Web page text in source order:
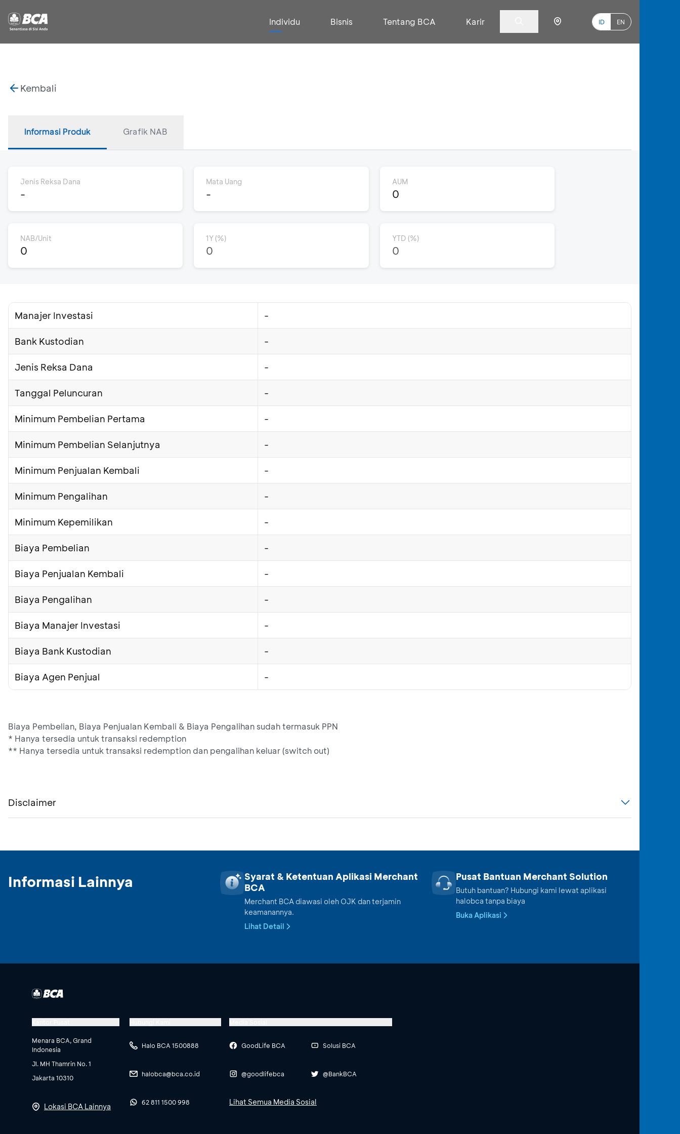
Individu Bisnis Tentang BCA Karir ID EN
Kembali
Informasi Produk Grafik NAB
Jenis Reksa Dana
-
Mata Uang
-
AUM
0
NAB/Unit
0
1Y (%)
0
YTD (%)
0
Manajer Investasi -
Bank Kustodian -
Jenis Reksa Dana -
Tanggal Peluncuran -
Minimum Pembelian Pertama -
Minimum Pembelian Selanjutnya -
Minimum Penjualan Kembali -
Minimum Pengalihan -
Minimum Kepemilikan -
Biaya Pembelian -
Biaya Penjualan Kembali -
Biaya Pengalihan -
Biaya Manajer Investasi -
Biaya Bank Kustodian -
Biaya Agen Penjual -
Biaya Pembelian, Biaya Penjualan Kembali & Biaya Pengalihan sudah termasuk PPN
* Hanya tersedia untuk transaksi redemption
** Hanya tersedia untuk transaksi redemption dan pengalihan keluar (switch out)
Disclaimer
Informasi Lainnya
Syarat & Ketentuan Aplikasi Merchant
BCA
Merchant BCA diawasi oleh OJK dan terjamin
keamanannya.
Lihat Detail
Pusat Bantuan Merchant Solution
Butuh bantuan? Hubungi kami lewat aplikasi
halobca tanpa biaya
Buka Aplikasi
Menara BCA, Grand
Indonesia
Jl. MH Thamrin No. 1
Jakarta 10310
Lokasi BCA Lainnya
Halo BCA 1500888
halobca@bca.co.id
62 811 1500 998
GoodLife BCA
@goodlifebca
Solusi BCA
@BankBCA
Lihat Semua Media Sosial